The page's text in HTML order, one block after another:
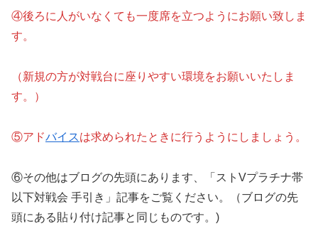
④後ろに人がいなくても一度席を立つようにお願い致しま
す。
（新規の方が対戦台に座りやすい環境をお願いいたしま
す。）
⑤アドバイスは求められたときに行うようにしましょう。
⑥その他はブログの先頭にあります、「ストVプラチナ帯
以下対戦会 手引き」記事をご覧ください。（ブログの先
頭にある貼り付け記事と同じものです。)